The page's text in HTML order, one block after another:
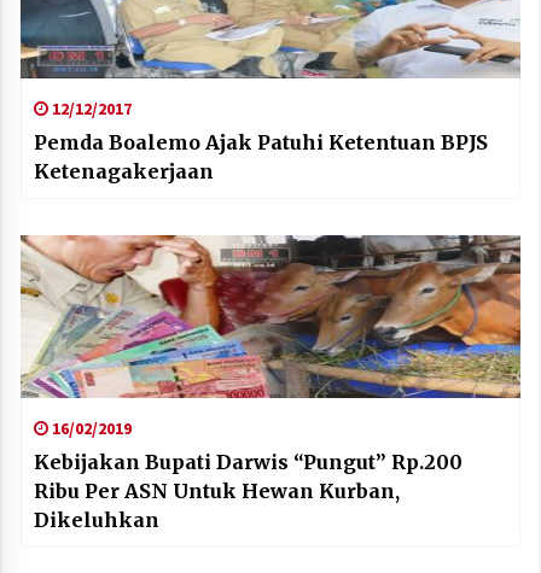
12/12/2017
Pemda Boalemo Ajak Patuhi Ketentuan BPJS
Ketenagakerjaan
16/02/2019
Kebijakan Bupati Darwis “Pungut” Rp.200
Ribu Per ASN Untuk Hewan Kurban,
Dikeluhkan